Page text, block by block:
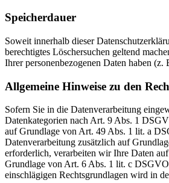
Speicherdauer
Soweit innerhalb dieser
berechtigtes Löschersuchen geltend
Ihrer personenbezogenen Daten haben
Allgemeine Hinweise zu den
Sofern Sie in die Datenverarbeitung
Datenkategorien nach Art. 9 Abs. 1
auf Grundlage von Art. 49 Abs. 1 lit. a
Datenverarbeitung zusätzlich auf
erforderlich, verarbeiten wir Ihre Daten
Grundlage von Art. 6 Abs. 1 lit. c
einschlägigen Rechtsgrundlagen wird in